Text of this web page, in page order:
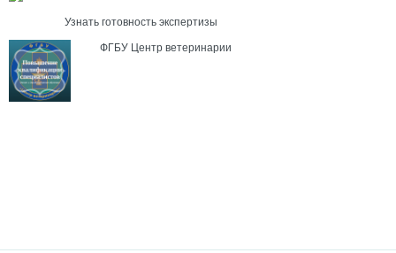
Узнать готовность экспертизы
ФГБУ Центр ветеринарии